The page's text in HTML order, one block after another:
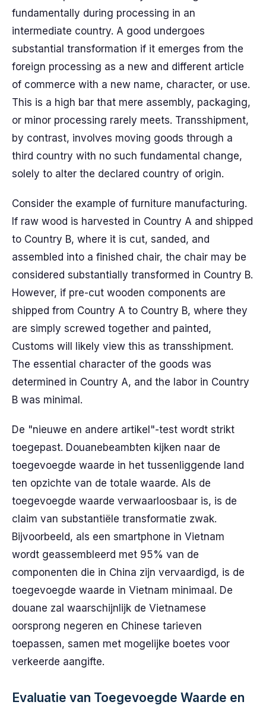
fundamentally during processing in an
intermediate country. A good undergoes
substantial transformation if it emerges from the
foreign processing as a new and different article
of commerce with a new name, character, or use.
This is a high bar that mere assembly, packaging,
or minor processing rarely meets. Transshipment,
by contrast, involves moving goods through a
third country with no such fundamental change,
solely to alter the declared country of origin.
Consider the example of furniture manufacturing.
If raw wood is harvested in Country A and shipped
to Country B, where it is cut, sanded, and
assembled into a finished chair, the chair may be
considered substantially transformed in Country B.
However, if pre-cut wooden components are
shipped from Country A to Country B, where they
are simply screwed together and painted,
Customs will likely view this as transshipment.
The essential character of the goods was
determined in Country A, and the labor in Country
B was minimal.
De "nieuwe en andere artikel"-test wordt strikt
toegepast. Douanebeambten kijken naar de
toegevoegde waarde in het tussenliggende land
ten opzichte van de totale waarde. Als de
toegevoegde waarde verwaarloosbaar is, is de
claim van substantiële transformatie zwak.
Bijvoorbeeld, als een smartphone in Vietnam
wordt geassembleerd met 95% van de
componenten die in China zijn vervaardigd, is de
toegevoegde waarde in Vietnam minimaal. De
douane zal waarschijnlijk de Vietnamese
oorsprong negeren en Chinese tarieven
toepassen, samen met mogelijke boetes voor
verkeerde aangifte.
Evaluatie van Toegevoegde Waarde en